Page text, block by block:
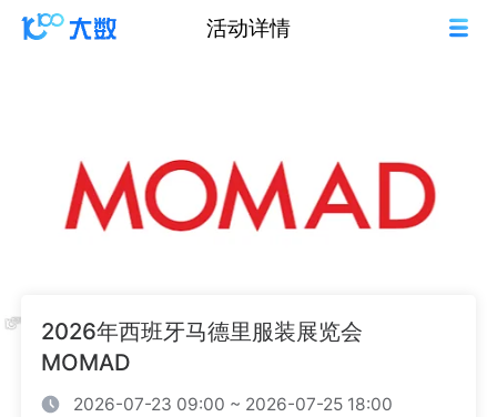
活动详情
2026年西班牙马德里服装展览会
MOMAD
2026-07-23 09:00 ~ 2026-07-25 18:00